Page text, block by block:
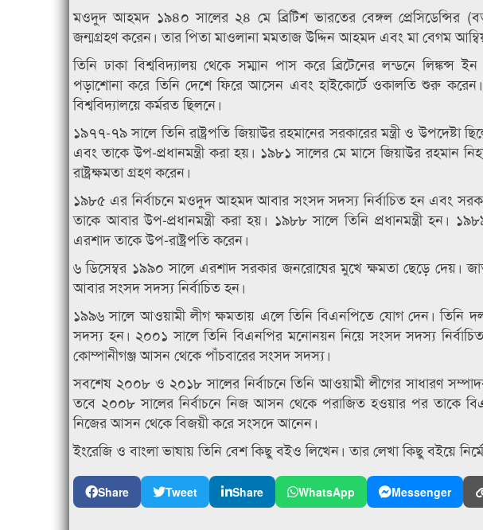
মওদুদ আহমদ ১৯৪০ সালের ২৪ মে ব্রিটিশ ভারতের বেঙ্গল প্রেসিডেন্সির
জন্মগ্রহণ করেন। তার পিতা মাওলানা মমতাজ উদ্দিন আহমদ এবং মা বেগম
তিনি ঢাকা বিশ্ববিদ্যালয় থেকে সম্মান পাস করে ব্রিটেনের লন্ডনে লিঙ্কন্স
পড়াশোনা করে তিনি দেশে ফিরে আসেন এবং হাইকোর্টে ওকালতি শুরু করেন।
বিশ্ববিদ্যালয়ে কর্মরত ছিলনে।
১৯৭৭-৭৯ সালে তিনি রাষ্ট্রপতি জিয়াউর রহমানের সরকারের মন্ত্রী ও উপদেষ্টা
এবং তাকে উপ-প্রধানমন্ত্রী করা হয়। ১৯৮১ সালের মে মাসে জিয়াউর
রাষ্ট্রক্ষমতা গ্রহণ করেন।
১৯৮৫ এর নির্বাচনে মওদুদ আহমদ আবার সংসদ সদস্য নির্বাচিত হন এবং
তাকে আবার উপ-প্রধানমন্ত্রী করা হয়। ১৯৮৮ সালে তিনি প্রধানমন্ত্রী হন।
এরশাদ তাকে উপ-রাষ্ট্রপতি করেন।
৬ ডিসেম্বর ১৯৯০ সালে এরশাদ সরকার জনরোষের মুখে ক্ষমতা ছেড়ে দেয়।
আবার সংসদ সদস্য নির্বাচিত হন।
১৯৯৬ সালে আওয়ামী লীগ ক্ষমতায় এলে তিনি বিএনপিতে যোগ দেন। তিনি
সদস্য হন। ২০০১ সালে তিনি বিএনপির মনোনয়ন নিয়ে সংসদ সদস্য
কোম্পানীগঞ্জ আসন থেকে পাঁচবারের সংসদ সদস্য।
সবশেষ ২০০৮ ও ২০১৮ সালের নির্বাচনে তিনি আওয়ামী লীগের সাধারণ সম্পাদক
তবে ২০০৮ সালের নির্বাচনে নিজ আসন থেকে পরাজিত হওয়ার পর তাকে
নিজের আসন থেকে বিজয়ী করে সংসদে আনেন।
ইংরেজি ও বাংলা ভাষায় তিনি বেশ কিছু বইও লিখেন। তার লেখা কিছু বইয়ে
Share Tweet Share WhatsApp Messenger